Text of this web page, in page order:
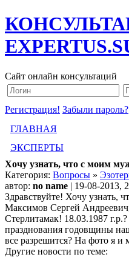
Сайт онлайн консультаций
Регистрация! Забыли пароль?
ГЛАВНАЯ
ЭКСПЕРТЫ
Хочу узнать, что с моим
Категория: Вопросы »
автор: no name | 19-08-2013,
Здравствуйте! Хочу узнать,
Максимов Сергей
Стерлитамак! 18.03.1987
празднования годовщины
все разрешится? На фото я и
Другие новости по теме: